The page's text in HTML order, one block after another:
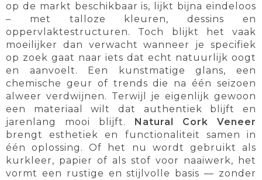
op de markt beschikbaar is, lijkt bijna eindeloos
– met talloze kleuren, dessins en
oppervlaktestructuren. Toch blijkt het vaak
moeilijker dan verwacht wanneer je specifiek
op zoek gaat naar iets dat echt natuurlijk oogt
en aanvoelt. Een kunstmatige glans, een
chemische geur of trends die na één seizoen
alweer verdwijnen. Terwijl je eigenlijk gewoon
een materiaal wilt dat authentiek blijft en
jarenlang mooi blijft.
Natural Cork Veneer
brengt esthetiek en functionaliteit samen in
één oplossing. Of het nu wordt gebruikt als
kurkleer, papier of als stof voor naaiwerk, het
vormt een rustige en stijlvolle basis — zonder